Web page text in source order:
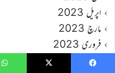
اپریل 2023
مارچ 2023
فروری 2023
جنوری 2023